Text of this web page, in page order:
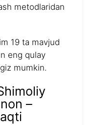
metodlaridan
19 ta mavjud
eng qulay
mumkin.
–